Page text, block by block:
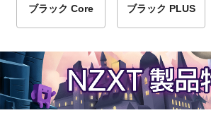
ブラック Core ブラック PLUS